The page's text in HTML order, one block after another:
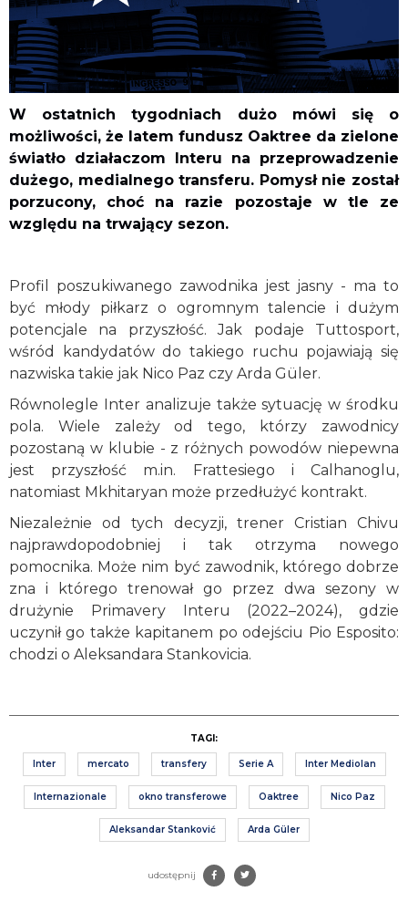
W ostatnich tygodniach dużo mówi się o
możliwości, że latem fundusz Oaktree da zielone
światło działaczom Interu na przeprowadzenie
dużego, medialnego transferu. Pomysł nie został
porzucony, choć na razie pozostaje w tle ze
względu na trwający sezon.
Profil poszukiwanego zawodnika jest jasny - ma to
być młody piłkarz o ogromnym talencie i dużym
potencjale na przyszłość. Jak podaje Tuttosport,
wśród kandydatów do takiego ruchu pojawiają się
nazwiska takie jak Nico Paz czy Arda Güler.
Równolegle Inter analizuje także sytuację w środku
pola. Wiele zależy od tego, którzy zawodnicy
pozostaną w klubie - z różnych powodów niepewna
jest przyszłość m.in. Frattesiego i Calhanoglu,
natomiast Mkhitaryan może przedłużyć kontrakt.
Niezależnie od tych decyzji, trener Cristian Chivu
najprawdopodobniej i tak otrzyma nowego
pomocnika. Może nim być zawodnik, którego dobrze
zna i którego trenował go przez dwa sezony w
drużynie Primavery Interu (2022–2024), gdzie
uczynił go także kapitanem po odejściu Pio Esposito:
chodzi o Aleksandara Stankovicia.
TAGI:
Inter mercato transfery Serie A Inter Mediolan
Internazionale okno transferowe Oaktree Nico Paz
Aleksandar Stanković Arda Güler
udostępnij